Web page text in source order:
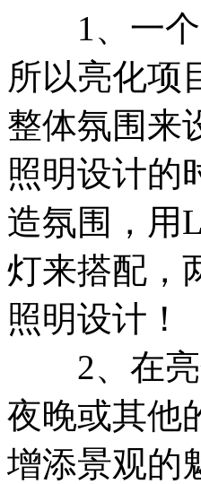
1、一个
所以亮化项
整体氛围来
照明设计的
造氛围，用
灯来搭配，
照明设计！
2、在亮
夜晚或其他
增添景观的